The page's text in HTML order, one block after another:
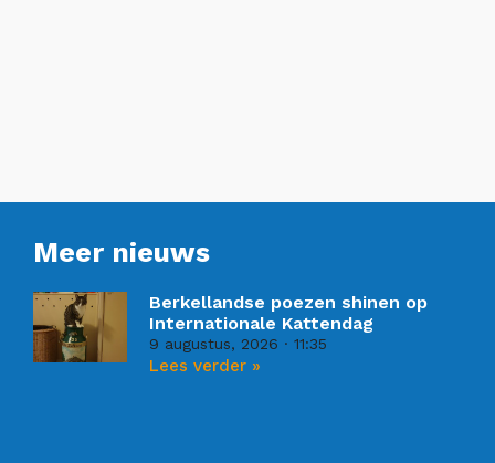
Meer nieuws
Berkellandse poezen shinen op
Internationale Kattendag
9 augustus, 2026 11:35
Lees verder »